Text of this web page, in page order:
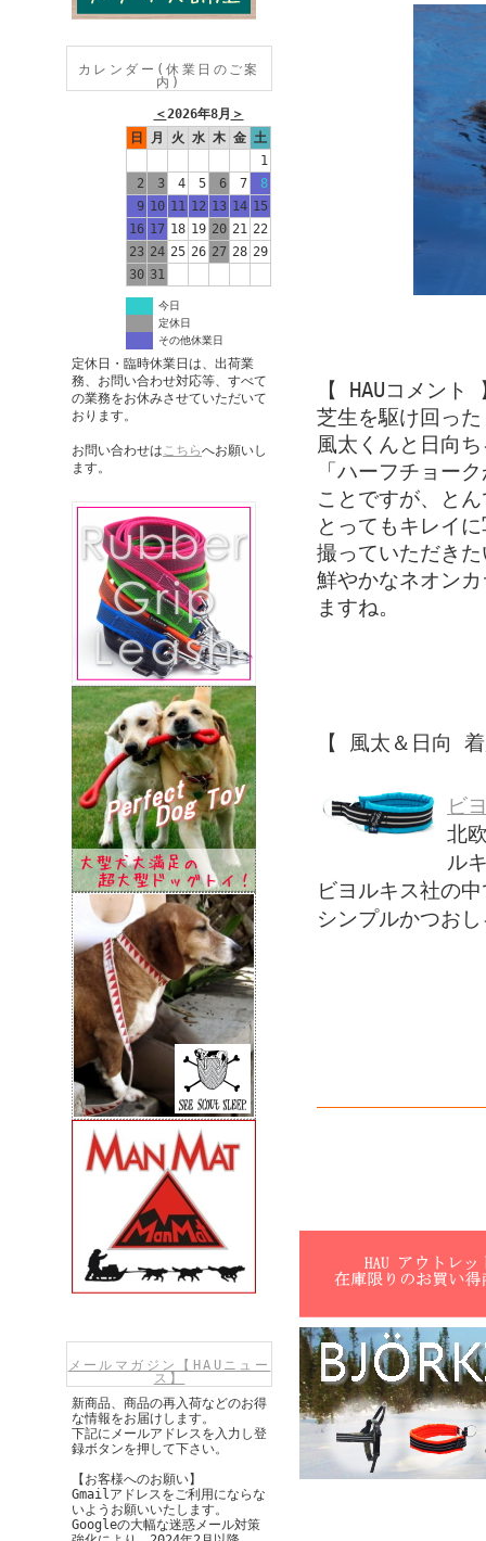
カレンダー(休業日のご案
内)
＜2026年8月 ＞
日
月 火 水 木 金 土
1
2
3 4 5 6 7
8
9 10 11 12 13 14 15
16 17 18 19 20 21 22
23 24 25 26 27 28 29
30 31
今日
定休日
その他休業日
定休日・臨時休業日は、出荷業
務、お問い合わせ対応等、すべて
の業務をお休みさせていただいて
おります。
お問い合わせはこちらへお願いし
ます。
メールマガジン【HAUニュー
ス】
新商品、商品の再入荷などのお得
な情報をお届けします。
下記にメールアドレスを入力し登
録ボタンを押して下さい。
【お客様へのお願い】
Gmailアドレスをご利用にならな
いようお願いいたします。
Googleの大幅な迷惑メール対策
【 HAUコメント
芝生を駆け回っ
風太くんと日向
「ハーフチョー
ことですが、と
とってもキレイ
撮っていただき
鮮やかなネオン
ますね。
【 風太＆日向
ビ
北
ル
ビヨルキス社の
シンプルかつお